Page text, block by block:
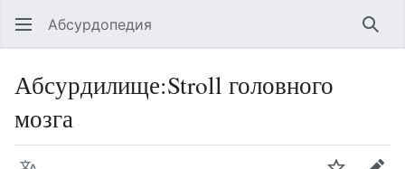
Абсурдопедия
Абсурдилище:Stroll головного
мозга